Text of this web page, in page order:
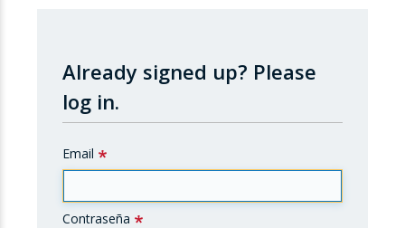
Already signed up? Please
log in.
Email
Contraseña